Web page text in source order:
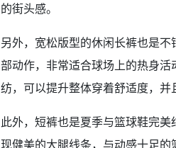
的街头感。
另外，宽松版型的休闲长裤也是
部动作，非常适合球场上的热身
纺，可以提升整体穿着舒适度，并
此外，短裤也是夏季与篮球鞋完
现健美的大腿线条，与动感十足